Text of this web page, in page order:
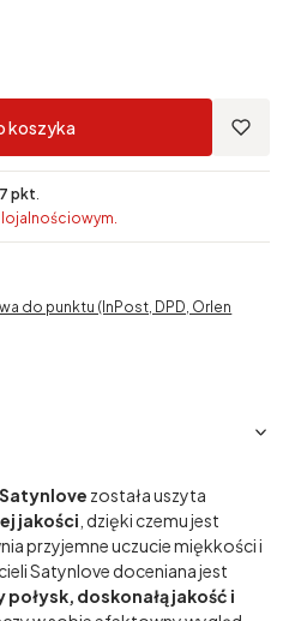
koszyka
pkt.
do punktu (InPost, DPD, Orlen
została uszyta
jakości , dzięki czemu jest
przyjemne uczucie miękkości i
Satynlove doceniana jest
doskonałą jakość i